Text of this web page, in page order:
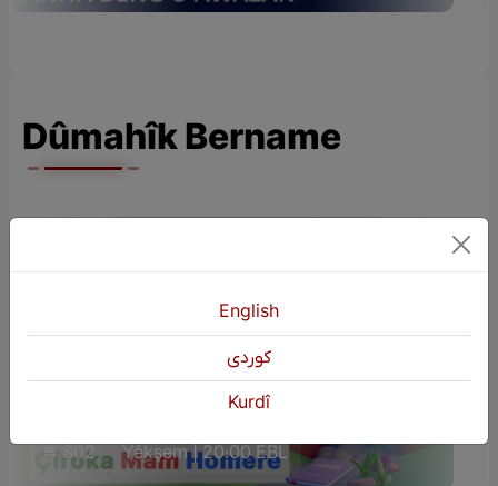
Dûmahîk Bername
ÇÎROKÊN ZAROKAN (Çîroka Mam
S02 Yêkşem | 20:00 EBL
English
كوردی
Kurdî